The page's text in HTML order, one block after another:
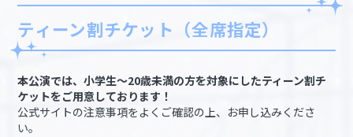
ティーン割チケット（全席指定）
本公演では、小学生～20歳未満の方を対象にしたティーン割チ
ケットをご用意しております！
公式サイトの注意事項をよくご確認の上、お申し込みくださ
い。